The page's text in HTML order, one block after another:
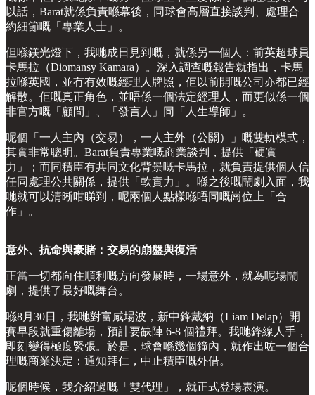
以話，Barat就係負責喺幕後，同球會高層直接談判、處理合
約細節嘅「專業人士」。
但喺鎂光燈下，我哋成日見到嘅，就係另一個人：前英超球員
卡馬拉（Diomansy Kamara）。深入調查嘅報告就指出，卡馬
拉喺英國，並冇有效嘅經理人牌照，佢以前開嘅公司亦都已經
解散。佢嘅真正角色，並唔係一個法定經理人，而更似係一個
非官方嘅「顧問」、「發言人」同「人生導師」。
呢個「一人主內（交易），一人主外（公關）」嘅雙軌模式，
其實非常聰明。Barat負責專業嘅商業談判，提供「硬實
力」；而同積臣有共同文化背景嘅卡馬拉，就負責提供個人信
任同處理公共關係，提供「軟實力」。喺之後嘅鬧劇入面，我
哋就可以清晰咁睇到，呢兩個人點樣喺唔同嘅崗位上「合
作」。
意外、抗命與豪賭：交易的崩盤與復活
正當一切都向住順利嘅方向發展時，一場意外，就為呢場鬧
劇，提供了最好嘅舞台。
喺8月30日，我哋對富咸場波，新中鋒戴納（Liam Delap）開
賽早段就重傷離場，預計要缺陣 6-8 個禮拜。我哋鋒線人手，
即刻變得極度緊張。於是，球會喺幾個鐘內，就作出咗一個合
理嘅商業決定：通知拜仁，中止積臣嘅外借。
呢個時候，我介紹過嘅「雙代理」，就正式登場表演。